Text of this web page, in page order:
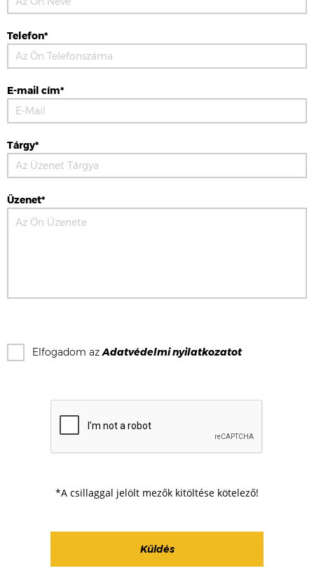
Telefon*
E-mail cím*
Tárgy*
Üzenet*
Elfogadom azAdatvédelmi nyilatkozatot
*A csillaggal jelölt mezők kitöltése kötelező!